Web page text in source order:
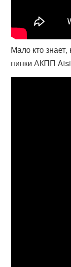
Мало кто
пинки АКПП